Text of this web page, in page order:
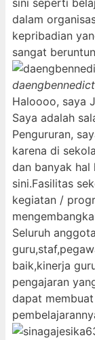
sini seperti
dalam
kepribadian
sangat
Haloooo, saya
Saya adalah
Pengururan,
karena di
dan banyak
sini.Fasilitas
kegiatan /
Seluruh
baik,kinerja
pengajaran
dapat